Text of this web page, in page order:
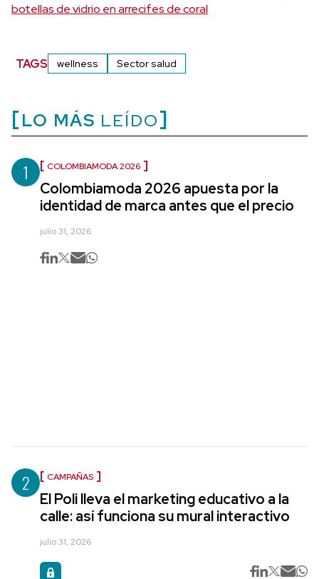
botellas de vidrio en arrecifes de coral
TAGS wellness Sector salud
LO MÁS LEÍDO
1 COLOMBIAMODA 2026
Colombiamoda 2026 apuesta por la
identidad de marca antes que el precio
julio 31, 2026
2 CAMPAÑAS
El Poli lleva el marketing educativo a la
calle: así funciona su mural interactivo
julio 31, 2026